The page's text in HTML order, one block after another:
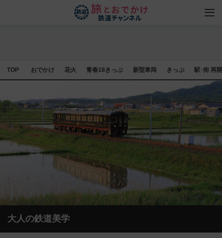
TOP おでかけ 花火 青春18きっぷ 新型車両 きっぷ 駅･街 再
大人の鉄道美学